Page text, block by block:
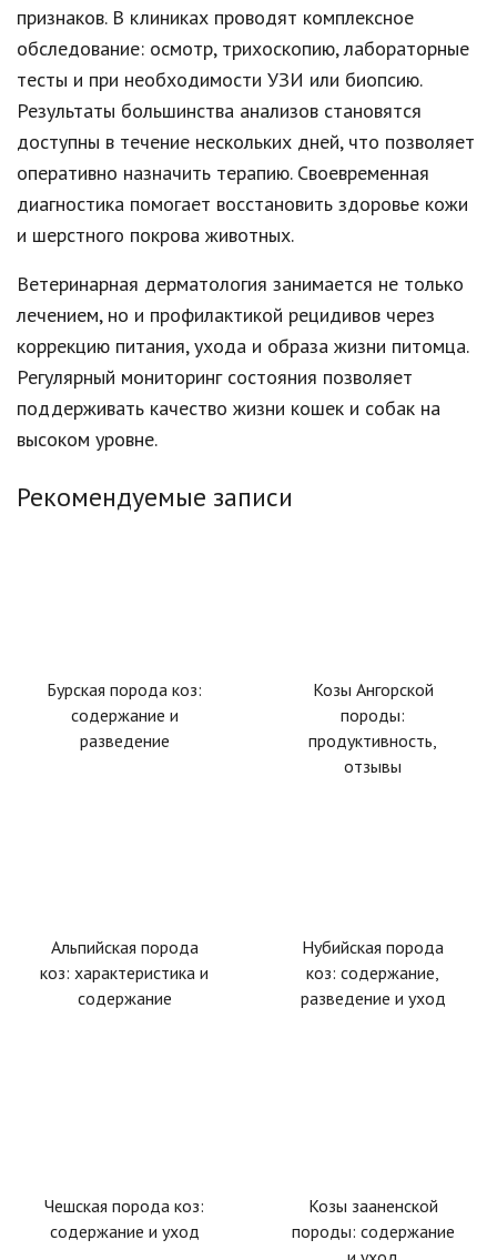
признаков. В клиниках проводят комплексное
обследование: осмотр, трихоскопию, лабораторные
тесты и при необходимости УЗИ или биопсию.
Результаты большинства анализов становятся
доступны в течение нескольких дней, что позволяет
оперативно назначить терапию. Своевременная
диагностика помогает восстановить здоровье кожи
и шерстного покрова животных.
Ветеринарная дерматология занимается не только
лечением, но и профилактикой рецидивов через
коррекцию питания, ухода и образа жизни питомца.
Регулярный мониторинг состояния позволяет
поддерживать качество жизни кошек и собак на
высоком уровне.
Рекомендуемые записи
Бурская порода коз:
содержание и
разведение
Козы Ангорской
породы:
продуктивность,
отзывы
Альпийская порода
коз: характеристика и
содержание
Нубийская порода
коз: содержание,
разведение и уход
Чешская порода коз:
содержание и уход
Козы зааненской
породы: содержание